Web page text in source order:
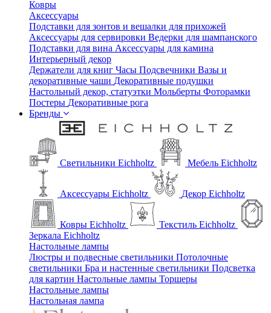
Ковры
Аксессуары
Подставки для зонтов и вешалки для прихожей
Аксессуары для сервировки Ведерки для шампанского
Подставки для вина Аксессуары для камина
Интерьерный декор
Держатели для книг Часы Подсвечники Вазы и
декоративные чаши Декоративные подушки
Настольный декор, статуэтки Мольберты Фоторамки
Постеры Декоративные рога
Бренды
Светильники Eichholtz Мебель Eichholtz
Аксессуары Eichholtz Декор Eichholtz
Ковры Eichholtz
Текстиль Eichholtz
Зеркала Eichholtz
Настольные лампы
Люстры и подвесные светильники Потолочные
светильники Бра и настенные светильники Подсветка
для картин Настольные лампы Торшеры
Настольные лампы
Настольная лампа